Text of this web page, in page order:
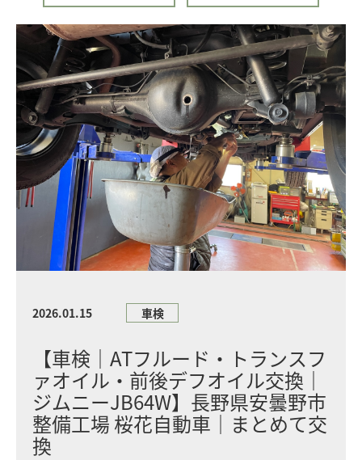
2026.01.15 車検
【車検｜ATフルード・トランスフ
ァオイル・前後デフオイル交換｜
ジムニーJB64W】長野県安曇野市
整備工場 桜花自動車｜まとめて交
換